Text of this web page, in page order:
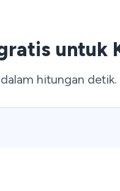
untuk
hitungan detik.